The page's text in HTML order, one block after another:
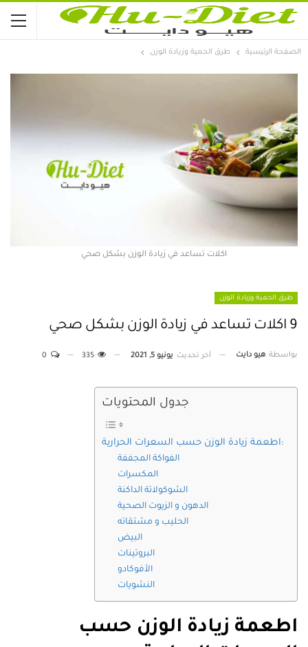
الصفحة الرئيسية طرق الحمية وزيادة الوزن
اكلات تساعد في زيادة الوزن بشكل صحي
طرق الحمية وزيادة الوزن
9 اكلات تساعد في زيادة الوزن بشكل صحي
بواسطة هيو دايت آخر تحديث يونيو 5, 2021
جدول المحتويات
اطعمة زيادة الوزن حسب السعرات الحرارية:
الفواكة المجففة
المكسرات
الشوكولاتة الداكنة
الدهون و الزيوت الصحية
الحليب و مشتقاته
البيض
البروتينات
الأفوكادو
النشويات
اطعمة زيادة الوزن حسب